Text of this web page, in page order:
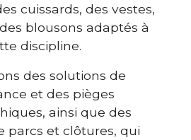
cuissards, des vestes,
blousons adaptés à
discipline.
des solutions de
et des pièges
ainsi que des
parcs et clôtures, qui